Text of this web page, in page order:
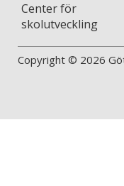
Center för
skolutveckling
Copyright © 2026